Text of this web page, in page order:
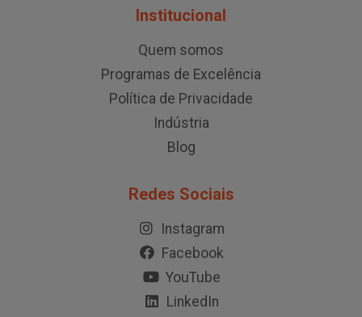
Institucional
Quem somos
Programas de Excelência
Política de Privacidade
Indústria
Blog
Redes Sociais
Instagram
Facebook
YouTube
LinkedIn